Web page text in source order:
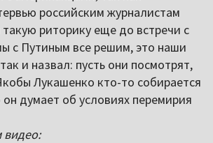
российским журналистам
риторику еще до встречи с
с Путиным все решим, это наши
и назвал: пусть они посмотрят,
Лукашенко кто-то собирается
думает об условиях перемирия